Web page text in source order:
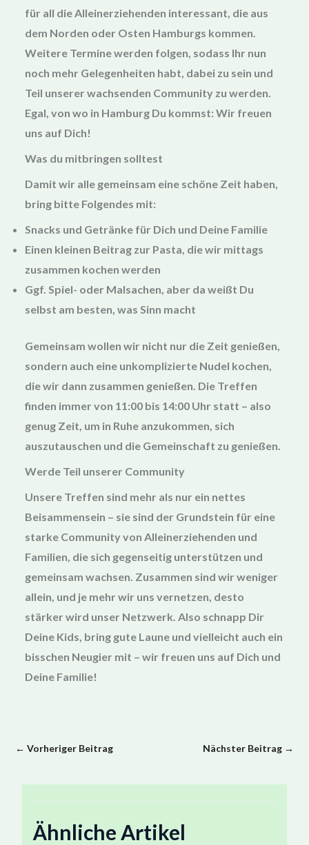
für all die Alleinerziehenden interessant, die aus
dem Norden oder Osten Hamburgs kommen.
Weitere Termine werden folgen, sodass Ihr nun
noch mehr Gelegenheiten habt, dabei zu sein und
Teil unserer wachsenden Community zu werden.
Egal, von wo in Hamburg Du kommst: Wir freuen
uns auf Dich!
Was du mitbringen solltest
Damit wir alle gemeinsam eine schöne Zeit haben,
bring bitte Folgendes mit:
Snacks und Getränke für Dich und Deine Familie
Einen kleinen Beitrag zur Pasta, die wir mittags
zusammen kochen werden
Ggf. Spiel- oder Malsachen, aber da weißt Du
selbst am besten, was Sinn macht
Gemeinsam wollen wir nicht nur die Zeit genießen,
sondern auch eine unkomplizierte Nudel kochen,
die wir dann zusammen genießen. Die Treffen
finden immer von 11:00 bis 14:00 Uhr statt – also
genug Zeit, um in Ruhe anzukommen, sich
auszutauschen und die Gemeinschaft zu genießen.
Werde Teil unserer Community
Unsere Treffen sind mehr als nur ein nettes
Beisammensein – sie sind der Grundstein für eine
starke Community von Alleinerziehenden und
Familien, die sich gegenseitig unterstützen und
gemeinsam wachsen. Zusammen sind wir weniger
allein, und je mehr wir uns vernetzen, desto
stärker wird unser Netzwerk. Also schnapp Dir
Deine Kids, bring gute Laune und vielleicht auch ein
bisschen Neugier mit – wir freuen uns auf Dich und
Deine Familie!
← Vorheriger Beitrag Nächster Beitrag →
Ähnliche Artikel